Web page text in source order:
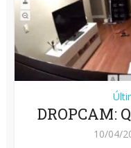
DROPCAM:
10/04/